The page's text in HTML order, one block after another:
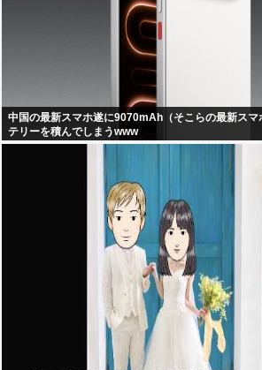
中国の最新スマホ遂に9070mAh（そこらの最新スマ
テリーを積んでしまうwww